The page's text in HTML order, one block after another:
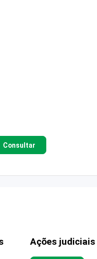
Consultar
Ações judiciais